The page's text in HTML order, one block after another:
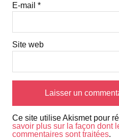
E-mail *
Site web
Ce site utilise Akismet pour
savoir plus sur la façon dont
commentaires sont traitées.